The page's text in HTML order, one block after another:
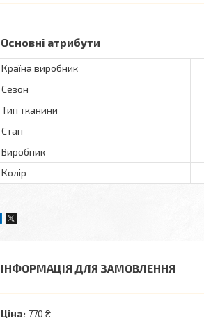
Основні атрибути
Країна виробник
Сезон
Тип тканини
Стан
Виробник
Колір
ІНФОРМАЦІЯ ДЛЯ ЗАМОВЛЕННЯ
Ціна: 770 ₴